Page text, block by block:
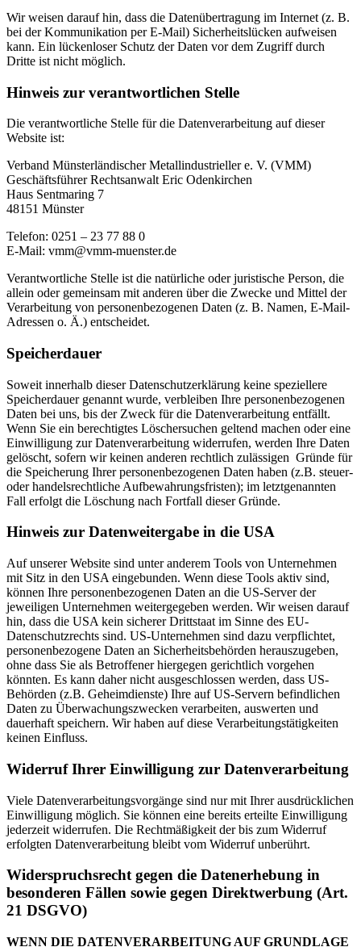
Wir weisen darauf hin, dass die Datenübertragung im Internet (z. B.
bei der Kommunikation per E-Mail) Sicherheitslücken aufweisen
kann. Ein lückenloser Schutz der Daten vor dem Zugriff durch
Dritte ist nicht möglich.
Hinweis zur verantwortlichen Stelle
Die verantwortliche Stelle für die Datenverarbeitung auf dieser
Website ist:
Verband Münsterländischer Metallindustrieller e. V. (VMM)
Geschäftsführer Rechtsanwalt Eric Odenkirchen
Haus Sentmaring 7
48151 Münster
Telefon: 0251 – 23 77 88 0
E-Mail: vmm@vmm-muenster.de
Verantwortliche Stelle ist die natürliche oder juristische Person, die
allein oder gemeinsam mit anderen über die Zwecke und Mittel der
Verarbeitung von personenbezogenen Daten (z. B. Namen, E-Mail-
Adressen o. Ä.) entscheidet.
Speicherdauer
Soweit innerhalb dieser Datenschutzerklärung keine speziellere
Speicherdauer genannt wurde, verbleiben Ihre personenbezogenen
Daten bei uns, bis der Zweck für die Datenverarbeitung entfällt.
Wenn Sie ein berechtigtes Löschersuchen geltend machen oder eine
Einwilligung zur Datenverarbeitung widerrufen, werden Ihre Daten
gelöscht, sofern wir keinen anderen rechtlich zulässigen Gründe für
die Speicherung Ihrer personenbezogenen Daten haben (z.B. steuer-
oder handelsrechtliche Aufbewahrungsfristen); im letztgenannten
Fall erfolgt die Löschung nach Fortfall dieser Gründe.
Hinweis zur Datenweitergabe in die USA
Auf unserer Website sind unter anderem Tools von Unternehmen
mit Sitz in den USA eingebunden. Wenn diese Tools aktiv sind,
können Ihre personenbezogenen Daten an die US-Server der
jeweiligen Unternehmen weitergegeben werden. Wir weisen darauf
hin, dass die USA kein sicherer Drittstaat im Sinne des EU-
Datenschutzrechts sind. US-Unternehmen sind dazu verpflichtet,
personenbezogene Daten an Sicherheitsbehörden herauszugeben,
ohne dass Sie als Betroffener hiergegen gerichtlich vorgehen
könnten. Es kann daher nicht ausgeschlossen werden, dass US-
Behörden (z.B. Geheimdienste) Ihre auf US-Servern befindlichen
Daten zu Überwachungszwecken verarbeiten, auswerten und
dauerhaft speichern. Wir haben auf diese Verarbeitungstätigkeiten
keinen Einfluss.
Widerruf Ihrer Einwilligung zur Datenverarbeitung
Viele Datenverarbeitungsvorgänge sind nur mit Ihrer ausdrücklichen
Einwilligung möglich. Sie können eine bereits erteilte Einwilligung
jederzeit widerrufen. Die Rechtmäßigkeit der bis zum Widerruf
erfolgten Datenverarbeitung bleibt vom Widerruf unberührt.
Widerspruchsrecht gegen die Datenerhebung in
besonderen Fällen sowie gegen Direktwerbung (Art.
21 DSGVO)
WENN DIE DATENVERARBEITUNG AUF GRUNDLAGE